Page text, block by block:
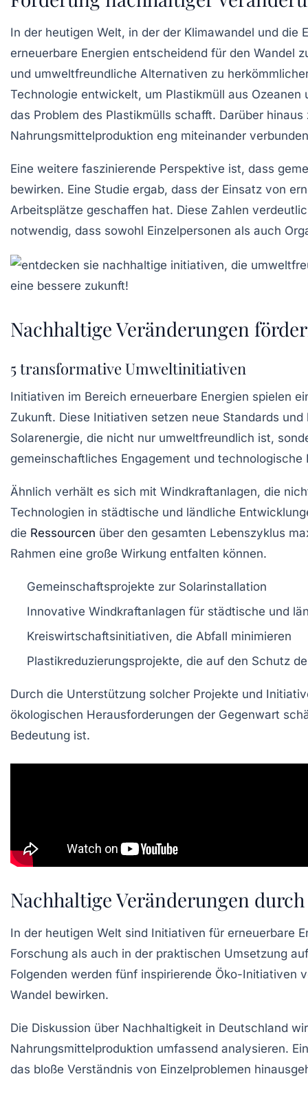
In der heutigen Welt, in der der Klimawandel und die
erneuerbare Energien entscheidend für den Wandel
und umweltfreundliche Alternativen zu
Technologie entwickelt, um Plastikmüll aus
das Problem des Plastikmülls schafft. Darüber
Nahrungsmittelproduktion eng miteinander
Eine weitere faszinierende Perspektive ist, dass
bewirken. Eine Studie ergab, dass der Einsatz von
Arbeitsplätze geschaffen hat. Diese Zahlen
notwendig, dass sowohl Einzelpersonen als auch
Nachhaltige Veränderungen
5 transformative Umweltinitiativen
Initiativen im Bereich erneuerbare Energien spielen
Zukunft. Diese Initiativen setzen neue Standards
Solarenergie, die nicht nur umweltfreundlich ist,
gemeinschaftliches Engagement und
Ähnlich verhält es sich mit Windkraftanlagen, die
Technologien in städtische und ländliche
die Ressourcen über den gesamten Lebenszyklus
Rahmen eine große Wirkung entfalten können.
Gemeinschaftsprojekte zur Solarinstallation
Innovative Windkraftanlagen für städtische und
Kreiswirtschaftsinitiativen, die Abfall minimieren
Plastikreduzierungsprojekte, die auf den Schutz
Durch die Unterstützung solcher Projekte und
ökologischen Herausforderungen der Gegenwart
Bedeutung ist.
Nachhaltige Veränderungen
In der heutigen Welt sind Initiativen für erneuerbare
Forschung als auch in der praktischen Umsetzung
Folgenden werden fünf inspirierende Öko-Initiativen
Wandel bewirken.
Die Diskussion über Nachhaltigkeit in Deutschland
Nahrungsmittelproduktion umfassend analysieren.
das bloße Verständnis von Einzelproblemen